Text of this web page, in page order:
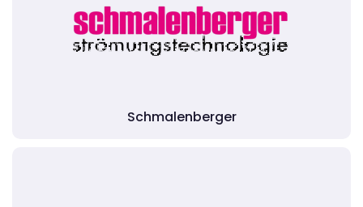
Schmalenberger